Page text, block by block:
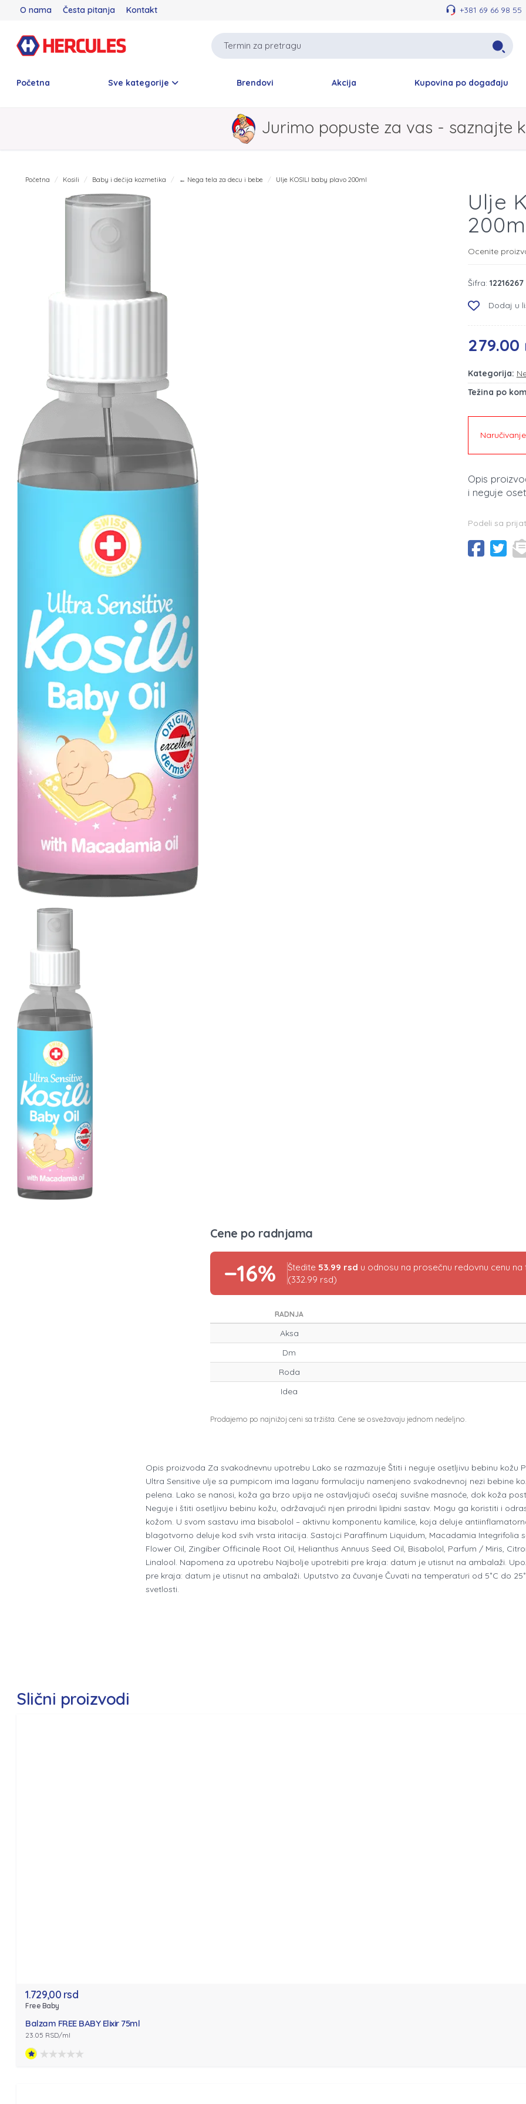
O nama Česta pitanja Kontakt +381 69 66 98 55
Početna Sve kategorije Brendovi Akcija Kupovina po događaju
Jurimo popuste za vas - saznajte
Početna Kosili Baby i dečija kozmetika ← Nega tela za decu i bebe Ulje KOSILI baby plavo 200ml
Ulje
Ocenite
Šifra: 12216267
Dodaj u
Kategorija:
Težina po
Opis
i neguje
Podeli sa
Cene po radnjama
−16% Štedite 53.99 rsd u odnosu na prosečnu redovnu cenu na
(332.99 rsd)
RADNJA
Aksa
Dm
Roda
Idea
Prodajemo po najnižoj ceni sa tržišta. Cene se osvežavaju jednom nedeljno.
Opis proizvoda Za svakodnevnu upotrebu Lako se razmazuje Štiti i neguje osetljivu bebinu kožu
Ultra Sensitive ulje sa pumpicom ima laganu formulaciju namenjeno svakodnevnoj nezi bebine
pelena. Lako se nanosi, koža ga brzo upija ne ostavljajući osećaj suvišne masnoće, dok koža
Neguje i štiti osetljivu bebinu kožu, održavajući njen prirodni lipidni sastav. Mogu ga koristiti i
kožom. U svom sastavu ima bisabolol – aktivnu komponentu kamilice, koja deluje
blagotvorno deluje kod svih vrsta iritacija. Sastojci Paraffinum Liquidum, Macadamia Integrifolia
Flower Oil, Zingiber Officinale Root Oil, Helianthus Annuus Seed Oil, Bisabolol, Parfum / Miris,
Linalool. Napomena za upotrebu Najbolje upotrebiti pre kraja: datum je utisnut na ambalaži.
pre kraja: datum je utisnut na ambalaži. Uputstvo za čuvanje Čuvati na temperaturi od 5˚C do
svetlosti.
Slični proizvodi
1.729,00 rsd
Free Baby
Balzam FREE BABY Elixir 75ml
23.05 RSD/ml